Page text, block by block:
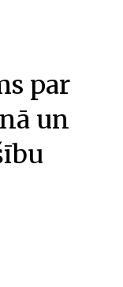
par
un